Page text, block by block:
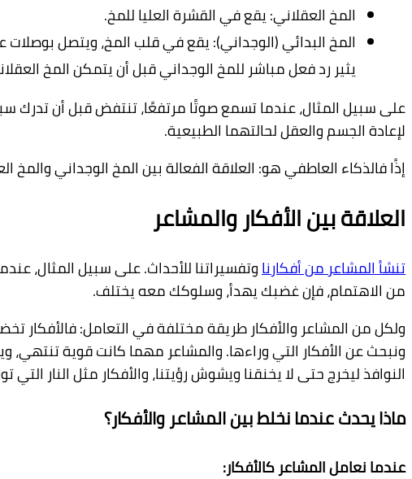
المخ العقلاني: يقع في القشرة العليا للمخ.
المخ البدائي (الوجداني): يقع في قلب المخ، ويتصل
يثير رد فعل مباشر للمخ الوجداني قبل أن يتمكن المخ
على سبيل المثال، عندما تسمع صوتًا مرتفعًا، تنتفض قبل أن تدرك
لإعادة الجسم والعقل لحالتهما الطبيعية.
إذًا فالذكاء العاطفي هو: العلاقة الفعالة بين المخ الوجداني
العلاقة بين الأفكار والمشاعر
تنشأ المشاعر من أفكارناوتفسيراتنا للأحداث. على سبيل المثال،
من الاهتمام، فإن غضبك يهدأ، وسلوكك معه يختلف.
ولكل من المشاعر والأفكار طريقة مختلفة في التعامل: فالأفكار
ونبحث عن الأفكار التي وراءها. والمشاعر مهما كانت قوية تنتهي،
النوافذ ليخرج حتى لا يخنقنا ويشوش رؤيتنا، والأفكار مثل النار التي
ماذا يحدث عندما نخلط بين المشاعر والأفكار؟
عندما نعامل المشاعر كالأفكار: